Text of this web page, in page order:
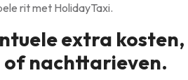
rit met HolidayTaxi.
extra kosten,
nachttarieven.